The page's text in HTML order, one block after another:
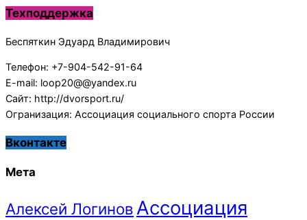
Техподдержка
Беспяткин Эдуард Владимирович
Телефон: +7-904-542-91-64
E-mail: loop20@@yandex.ru
Сайт: http://dvorsport.ru/
Огранизация: Ассоциация социального спорта России
Вконтакте
Мета
Алексей Логинов Ассоциация